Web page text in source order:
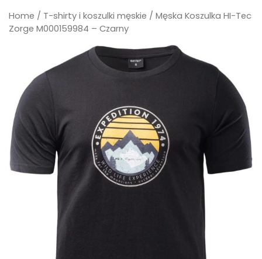
Home / T-shirty i koszulki męskie / Męska Koszulka HI-Tec
Zorge M000159984 – Czarny